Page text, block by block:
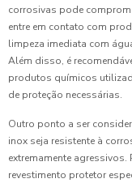
corrosivas pode
entre em contato com
limpeza imediata com
Além disso, é
produtos químicos
de proteção necessárias.
Outro ponto a ser
inox seja resistente à
extremamente
revestimento protetor